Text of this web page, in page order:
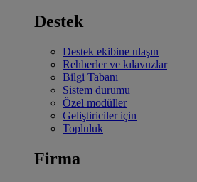
Destek
Destek ekibine ulaşın
Rehberler ve kılavuzlar
Bilgi Tabanı
Sistem durumu
Özel modüller
Geliştiriciler için
Topluluk
Firma